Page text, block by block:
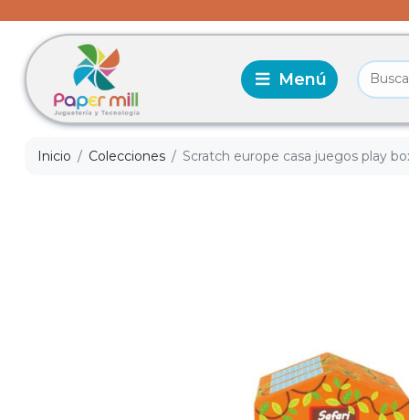
Inicio Colecciones Scratch europe casa juegos play